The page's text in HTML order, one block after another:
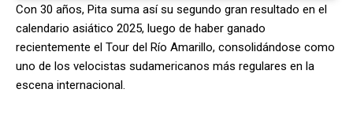
Con 30 años, Pita suma así su segundo gran resultado en el
calendario asiático 2025, luego de haber ganado
recientemente el Tour del Río Amarillo, consolidándose como
uno de los velocistas sudamericanos más regulares en la
escena internacional.